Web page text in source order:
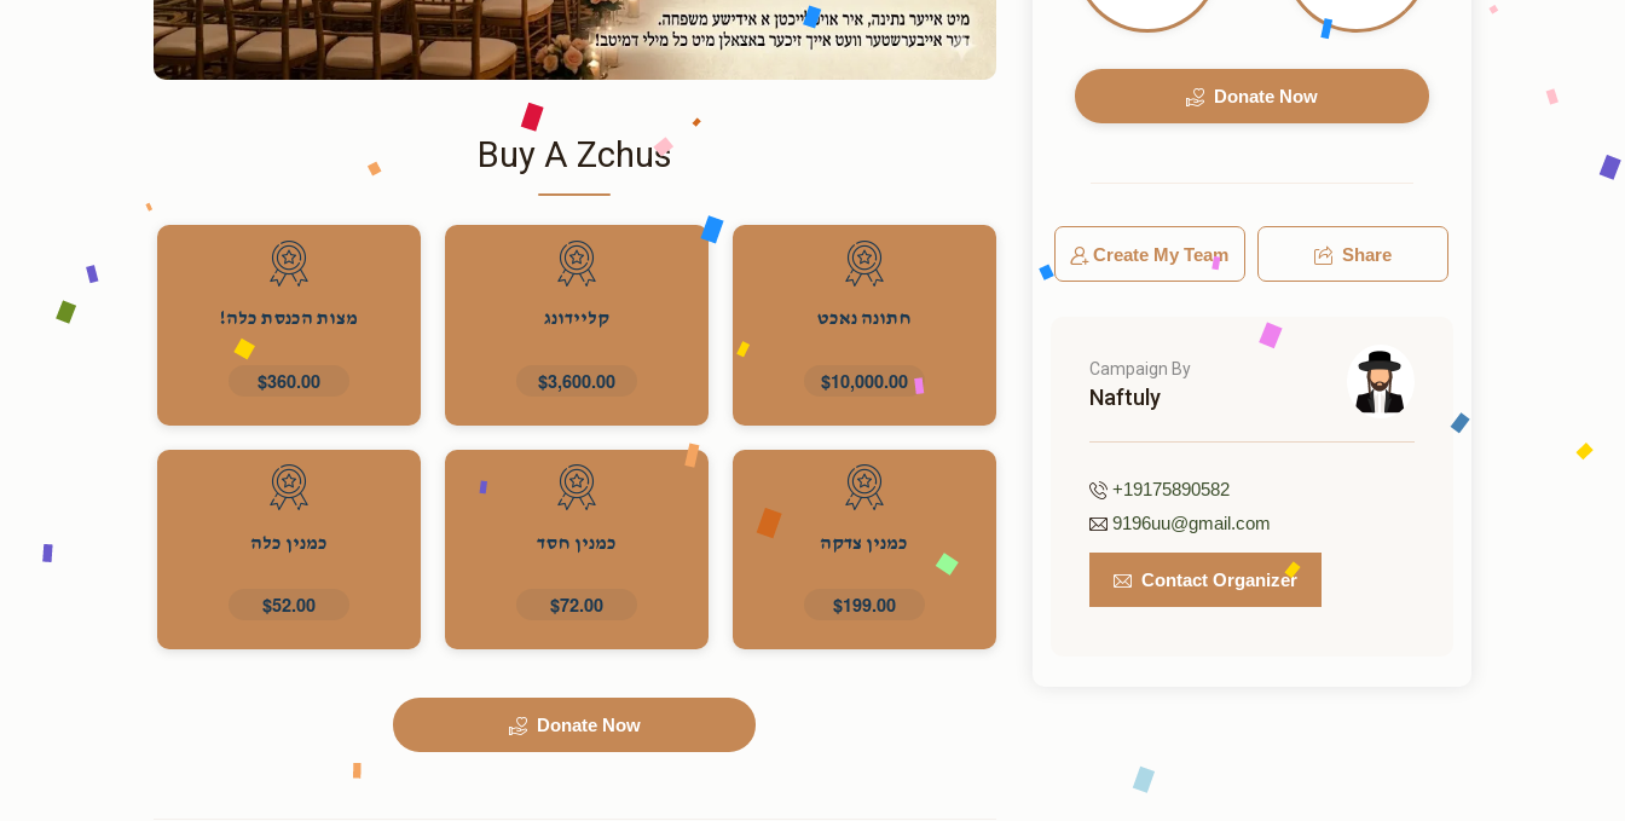
Buy A Zchus
חתונה נאכט
$10,000.00
קליידונג
$3,600.00
מצות הכנסת כלה!
$360.00
כמנין צדקה
$199.00
כמנין חסד
$72.00
כמנין כלה
$52.00
Donate Now
Donate Now
Create My Team Share
Campaign By
Naftuly
+19175890582
9196uu@gmail.com
Contact Organizer